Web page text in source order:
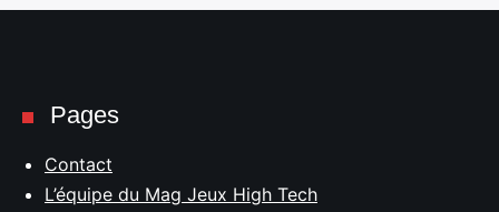
Pages
Contact
L’équipe du Mag Jeux High Tech